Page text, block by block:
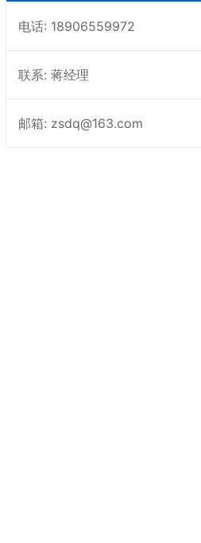
电话: 18906559972
联系: 蒋经理
邮箱: zsdq@163.com